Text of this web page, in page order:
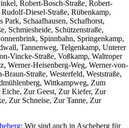
Robert-Bosch-Straße, Robert-
Diesel-Straße, Rübenkamp,
Park, Schaafhausen, Schafhorst,
Schmiesheide, Schützenstraße,
Spinnbahn, Springenkamp,
Tannenweg, Telgenkamp, Unterer
Vincke-Straße, Voßkamp, Waltroper
Werner-Heisenberg-Weg, Werner-von-
Braun-Straße, Westerfeld, Weststraße,
Wittkampweg, Zum
Zur Geest, Zur Kiefer, Zur
Zur Schneise, Zur Tanne, Zur
: Wir sind auch in Ascheberg für